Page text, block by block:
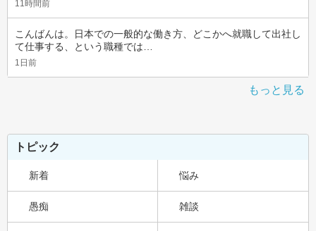
11時間前
こんばんは。日本での一般的な働き方、どこかへ就職して出社し
て仕事する、という職種では…
1日前
もっと見る
トピック
新着 悩み
愚痴 雑談